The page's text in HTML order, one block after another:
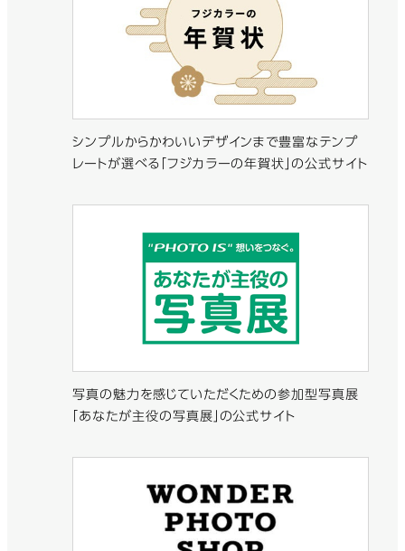
シンプルからかわいいデザインまで豊富なテンプ
レートが選べる「フジカラーの年賀状」の公式サイト
写真の魅力を感じていただくための参加型写真展
「あなたが主役の写真展」の公式サイト